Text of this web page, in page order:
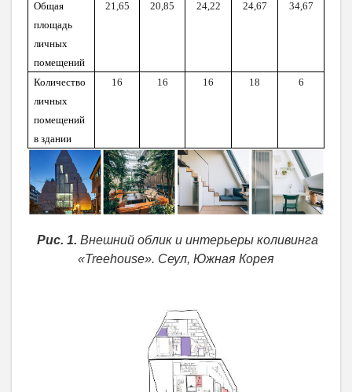
Общая
площадь
личных
помещений
21,65 20,85 24,22 24,67 34,67
Количество
личных
помещений
в здании
16 16 16 18 6
Рис. 1. Внешний облик и интерьеры коливинга
«Treehouse». Сеул, Южная Корея